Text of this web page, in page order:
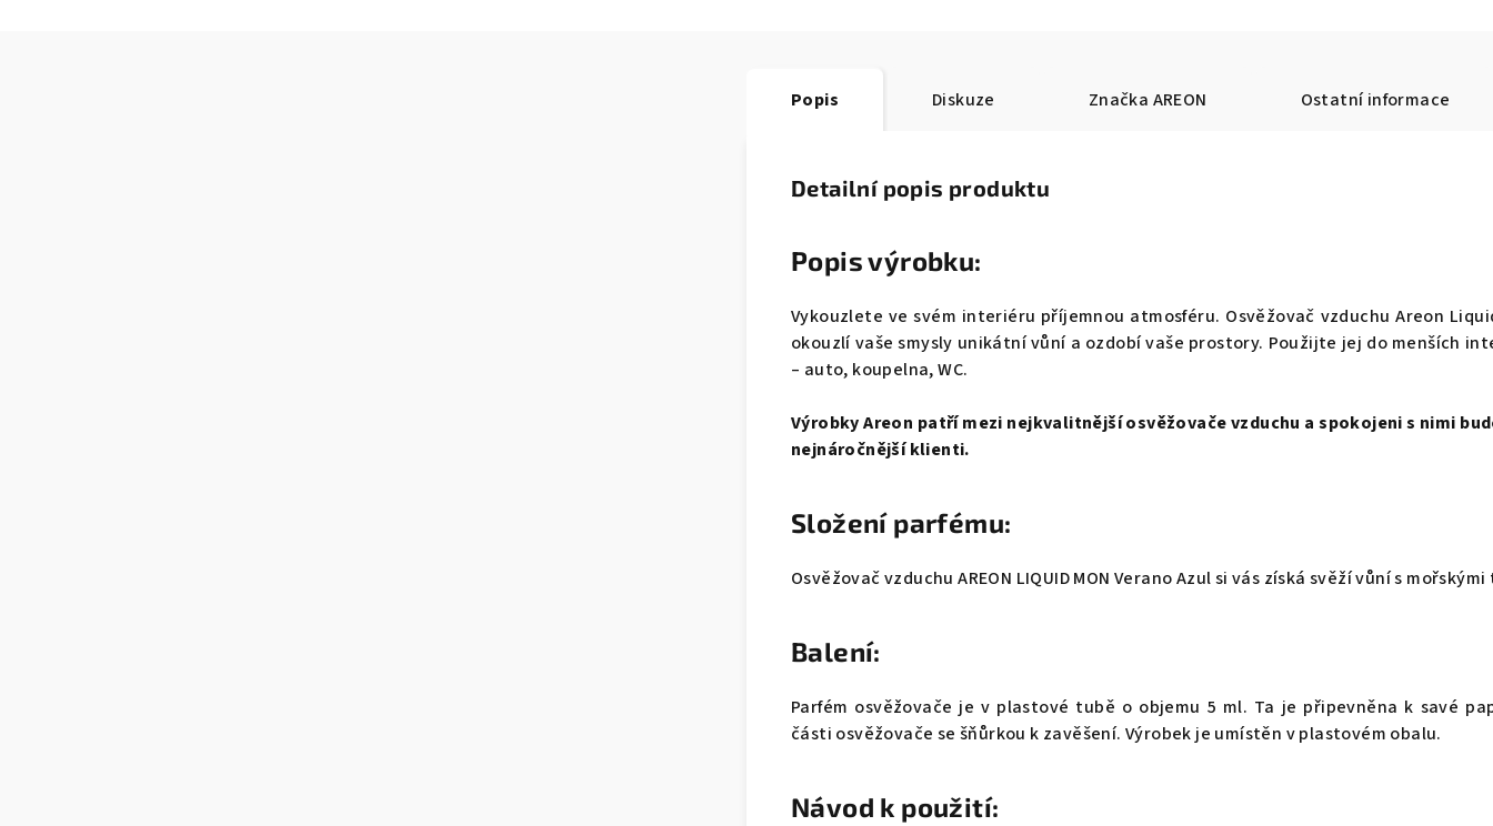
Popis Diskuze Značka AREON Ostatní informace
Detailní popis produktu
Popis výrobku:
Vykouzlete ve svém interiéru příjemnou atmosféru. Osvěžovač vzduchu Areon
okouzlí vaše smysly unikátní vůní a ozdobí vaše prostory. Použijte jej do menších
– auto, koupelna, WC.
Výrobky Areon patří mezi nejkvalitnější osvěžovače vzduchu a spokojeni s nimi
nejnáročnější klienti.
Složení parfému:
Osvěžovač vzduchu AREON LIQUID MON Verano Azul si vás získá svěží vůní s
Balení:
Parfém osvěžovače je v plastové tubě o objemu 5 ml. Ta je připevněna k savé
části osvěžovače se šňůrkou k zavěšení. Výrobek je umístěn v plastovém obalu.
Návod k použití: